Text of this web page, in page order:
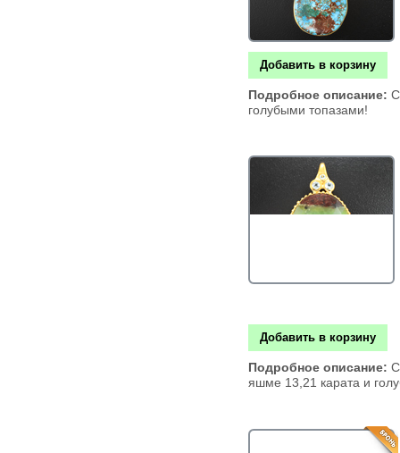
Добавить в корзину
Подробное описание:
голубыми топазами!
Добавить в корзину
Подробное описание:
яшме 13,21 карата и